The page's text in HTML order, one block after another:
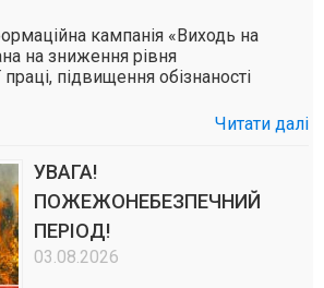
кампанія «Виходь на
на зниження рівня
підвищення обізнаності
Читати далі
УВАГА!
ПОЖЕЖОНЕБЕЗПЕЧНИЙ
ПЕРІОД!
03.08.2026